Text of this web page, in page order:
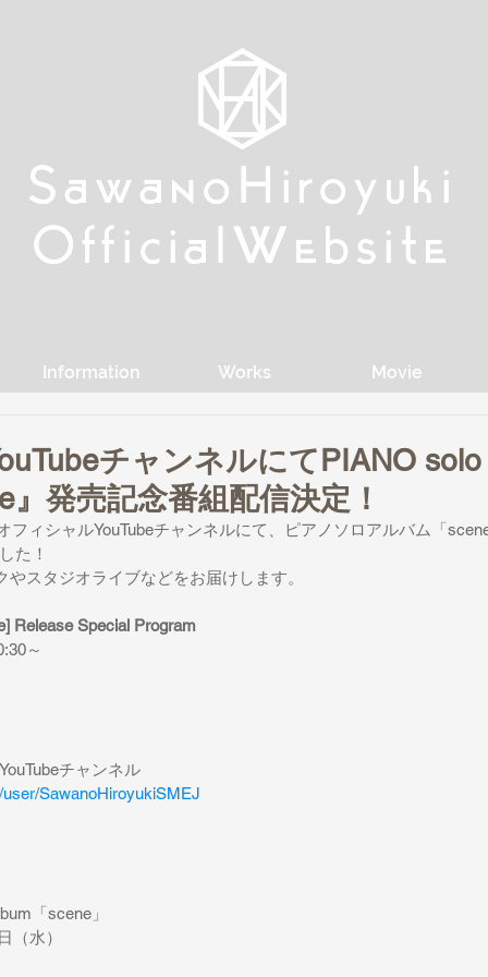
Sa wanoHiroyuki
Official W ebsite
Information Works Movie
Sa wanoHiroyuki
Official W ebsite
チャンネルにてPIANO solo
』発売記念番組配信決定！
フィシャルYouTubeチャンネルにて、ピアノソロアルバム「
た！
やスタジオライブなどをお届けします。
Release Special Program
～
チャンネル
SawanoHiroyukiSMEJ
「scene」
（水）